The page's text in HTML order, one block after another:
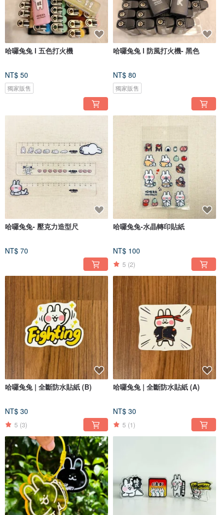
哈囉兔兔 l 五色打火機
NT$ 50
獨家販售
哈囉兔兔 l 防風打火機- 黑色
NT$ 80
獨家販售
哈囉兔兔- 壓克力造型尺
NT$ 70
哈囉兔兔-水晶轉印貼紙
NT$ 100
5 (2)
哈囉兔兔 | 全斷防水貼紙 (B)
NT$ 30
5 (3)
哈囉兔兔 | 全斷防水貼紙 (A)
NT$ 30
5 (1)